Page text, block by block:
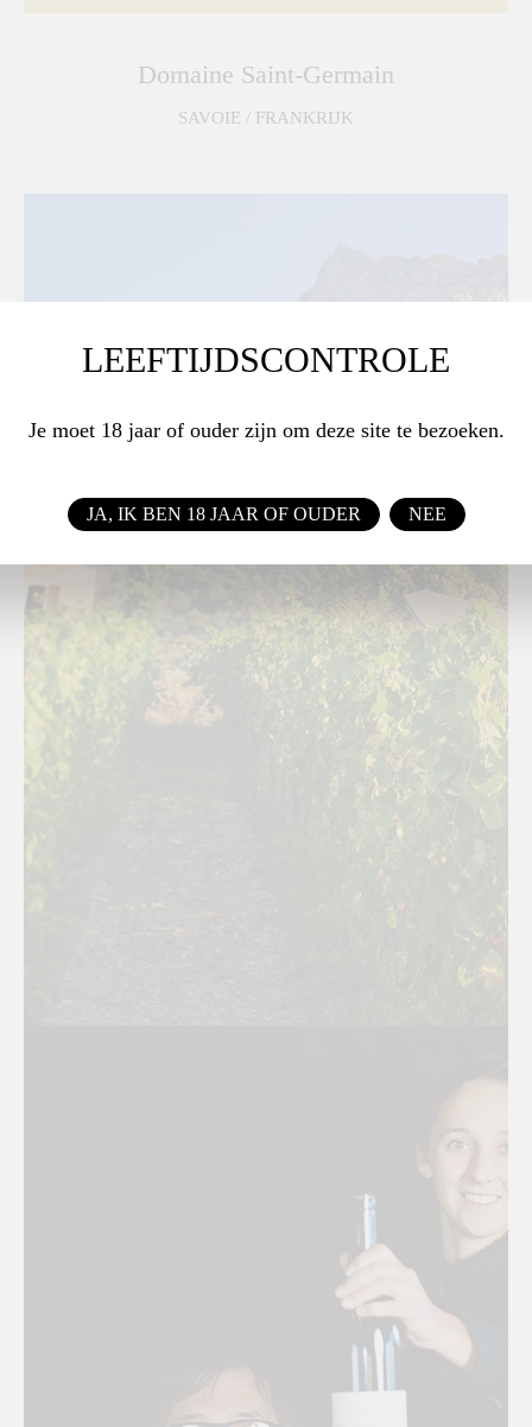
Domaine Saint-Germain
SAVOIE / FRANKRIJK
LEEFTIJDSCONTROLE
Je moet 18 jaar of ouder zijn om deze site te bezoeken.
JA, IK BEN 18 JAAR OF OUDER NEE